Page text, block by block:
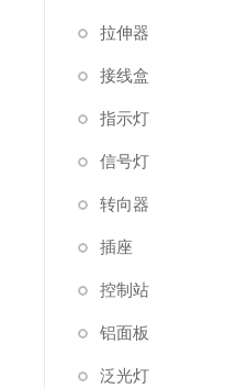
拉伸器
接线盒
指示灯
信号灯
转向器
插座
控制站
铝面板
泛光灯